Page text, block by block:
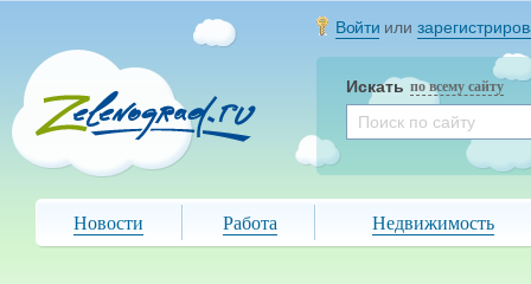
Войти или
Искать по всему сайту
Новости Работа Недвижимость